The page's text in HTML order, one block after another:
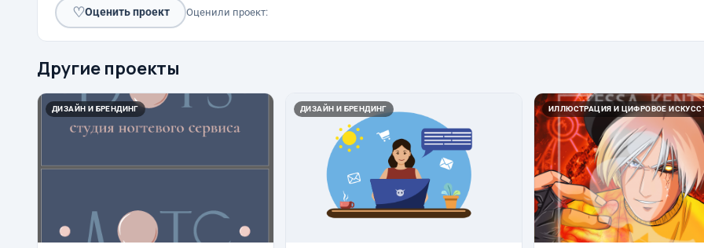
♡Оценить проект Оценили проект:
Другие проекты
ДИЗАЙН И БРЕНДИНГ ДИЗАЙН И БРЕНДИНГ ИЛЛЮСТРАЦИЯ И ЦИФРОВОЕ